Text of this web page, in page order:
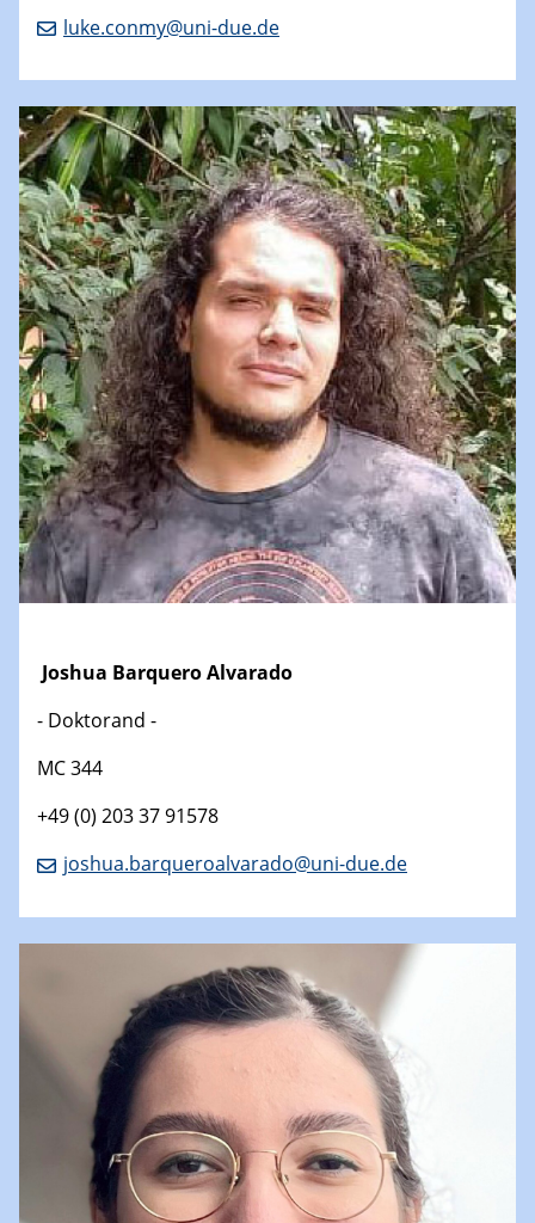
luke.conmy@uni-due.de
Joshua Barquero Alvarado
- Doktorand -
MC 344
+49 (0) 203 37 91578
joshua.barqueroalvarado@uni-due.de